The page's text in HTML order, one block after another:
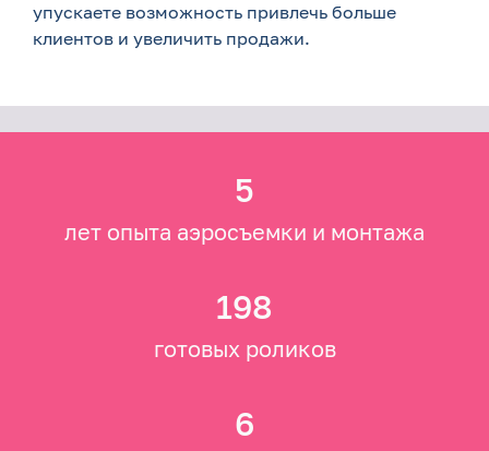
упускаете возможность привлечь больше
клиентов и увеличить продажи.
5
лет опыта аэросъемки и монтажа
198
готовых роликов
6